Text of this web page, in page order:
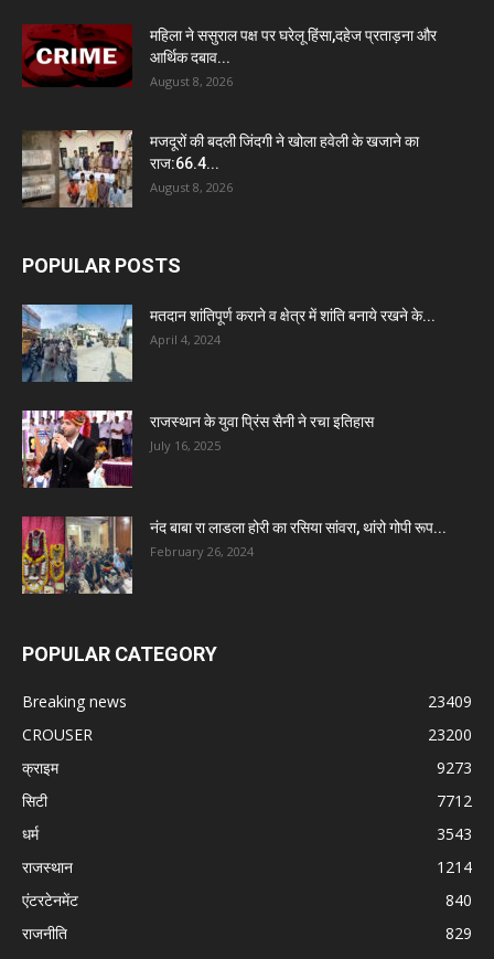
महिला ने ससुराल पक्ष पर घरेलू हिंसा,दहेज प्रताड़ना और
आर्थिक दबाव...
August 8, 2026
मजदूरों की बदली जिंदगी ने खोला हवेली के खजाने का
राज:66.4...
August 8, 2026
POPULAR POSTS
मतदान शांतिपूर्ण कराने व क्षेत्र में शांति बनाये रखने के...
April 4, 2024
राजस्थान के युवा प्रिंस सैनी ने रचा इतिहास
July 16, 2025
नंद बाबा रा लाडला होरी का रसिया सांवरा, थांरो गोपी रूप...
February 26, 2024
POPULAR CATEGORY
Breaking news
23409
CROUSER
23200
क्राइम
9273
सिटी
7712
धर्म
3543
राजस्थान
1214
एंटरटेनमेंट
840
राजनीति
829